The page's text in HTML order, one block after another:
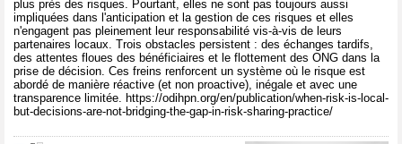
plus près des risques. Pourtant, elles ne sont pas toujours aussi
impliquées dans l'anticipation et la gestion de ces risques et elles
n'engagent pas pleinement leur responsabilité vis-à-vis de leurs
partenaires locaux. Trois obstacles persistent : des échanges tardifs,
des attentes floues des bénéficiaires et le flottement des ONG dans la
prise de décision. Ces freins renforcent un système où le risque est
abordé de manière réactive (et non proactive), inégale et avec une
transparence limitée. https://odihpn.org/en/publication/when-risk-is-local-
but-decisions-are-not-bridging-the-gap-in-risk-sharing-practice/